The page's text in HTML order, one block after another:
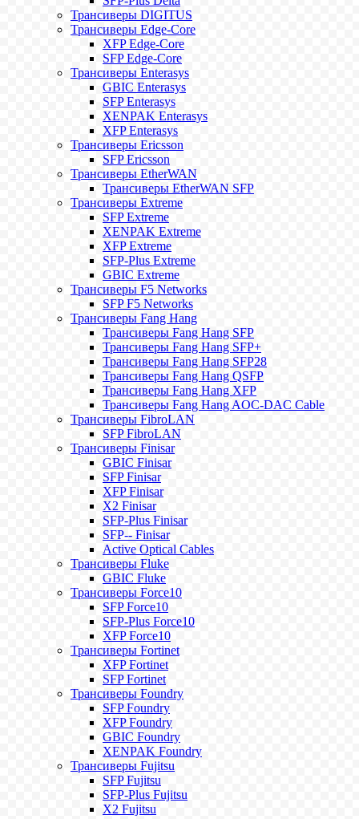
Трансиверы DIGITUS
Трансиверы Edge-Core
XFP Edge-Core
SFP Edge-Core
Трансиверы Enterasys
GBIC Enterasys
SFP Enterasys
XENPAK Enterasys
XFP Enterasys
Трансиверы Ericsson
SFP Ericsson
Трансиверы EtherWAN
Трансиверы EtherWAN SFP
Трансиверы Extreme
SFP Extreme
XENPAK Extreme
XFP Extreme
SFP-Plus Extreme
GBIC Extreme
Трансиверы F5 Networks
SFP F5 Networks
Трансиверы Fang Hang
Трансиверы Fang Hang SFP
Трансиверы Fang Hang SFP+
Трансиверы Fang Hang SFP28
Трансиверы Fang Hang QSFP
Трансиверы Fang Hang XFP
Трансиверы Fang Hang AOC-DAC Cable
Трансиверы FibroLAN
SFP FibroLAN
Трансиверы Finisar
GBIC Finisar
SFP Finisar
XFP Finisar
X2 Finisar
SFP-Plus Finisar
SFP-- Finisar
Active Optical Cables
Трансиверы Fluke
GBIC Fluke
Трансиверы Force10
SFP Force10
SFP-Plus Force10
XFP Force10
Трансиверы Fortinet
XFP Fortinet
SFP Fortinet
Трансиверы Foundry
SFP Foundry
XFP Foundry
GBIC Foundry
XENPAK Foundry
Трансиверы Fujitsu
SFP Fujitsu
SFP-Plus Fujitsu
X2 Fujitsu